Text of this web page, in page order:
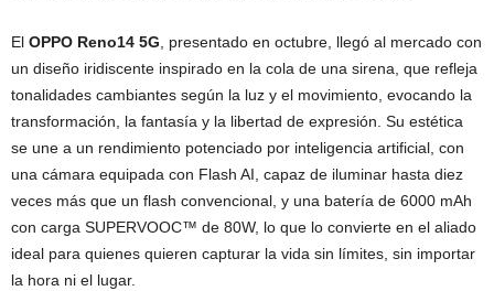
El OPPO Reno14 5G, presentado en octubre, llegó al mercado con
un diseño iridiscente inspirado en la cola de una sirena, que refleja
tonalidades cambiantes según la luz y el movimiento, evocando la
transformación, la fantasía y la libertad de expresión. Su estética
se une a un rendimiento potenciado por inteligencia artificial, con
una cámara equipada con Flash AI, capaz de iluminar hasta diez
veces más que un flash convencional, y una batería de 6000 mAh
con carga SUPERVOOC™ de 80W, lo que lo convierte en el aliado
ideal para quienes quieren capturar la vida sin límites, sin importar
la hora ni el lugar.